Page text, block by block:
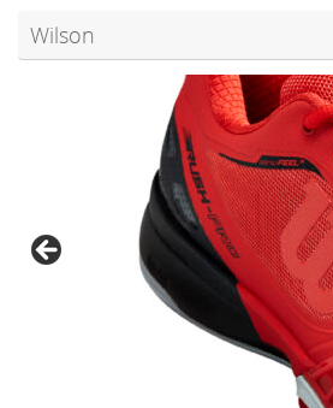
Wilson